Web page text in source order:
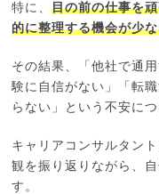
特に、目の前の仕事を
的に整理する機会が少
その結果、「他社で通
験に自信がない」「転
らない」という不安に
キャリアコンサルタン
観を振り返りながら、
す。